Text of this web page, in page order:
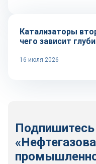
Катализаторы
чего зависит
16 июля 2026